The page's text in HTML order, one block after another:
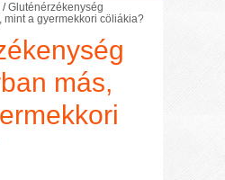
/Gluténérzékenység
mint a gyermekkori cöliákia?
más,